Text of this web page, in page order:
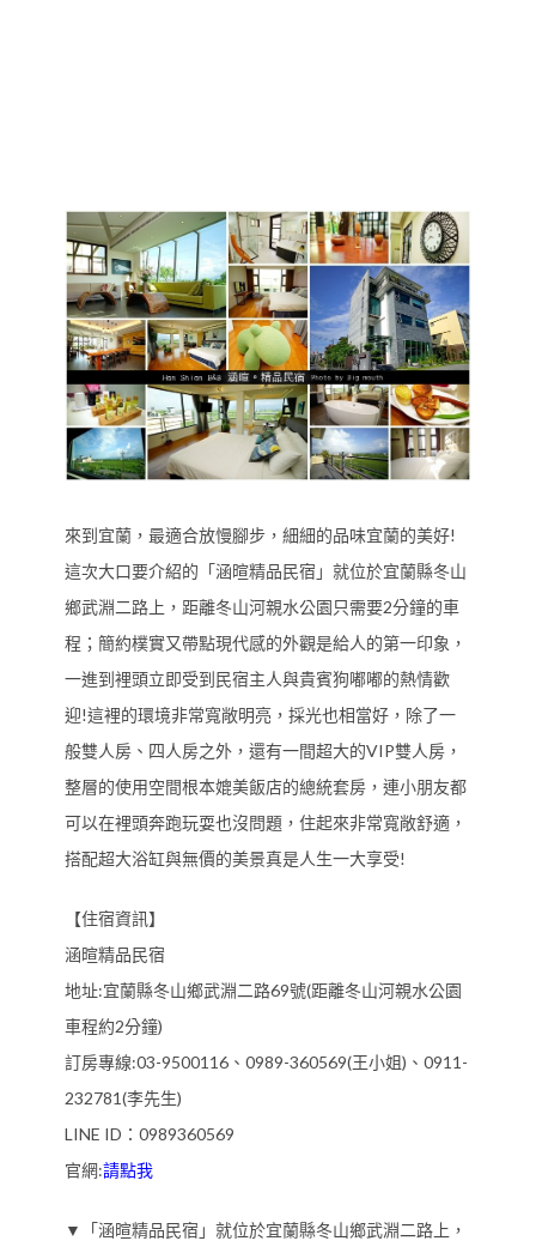
來到宜蘭，最適合放慢腳步，細細的品味宜蘭的美好!
這次大口要介紹的「涵暄精品民宿」就位於宜蘭縣冬山
鄉武淵二路上，距離冬山河親水公園只需要2分鐘的車
程；簡約樸實又帶點現代感的外觀是給人的第一印象，
一進到裡頭立即受到民宿主人與貴賓狗嘟嘟的熱情歡
迎!這裡的環境非常寬敞明亮，採光也相當好，除了一
般雙人房、四人房之外，還有一間超大的VIP雙人房，
整層的使用空間根本媲美飯店的總統套房，連小朋友都
可以在裡頭奔跑玩耍也沒問題，住起來非常寬敞舒適，
搭配超大浴缸與無價的美景真是人生一大享受!
【住宿資訊】
涵暄精品民宿
地址:宜蘭縣冬山鄉武淵二路69號(距離冬山河親水公園
車程約2分鐘)
訂房專線:03-9500116、0989-360569(王小姐)、0911-
232781(李先生)
LINE ID：0989360569
官網:請點我
▼「涵暄精品民宿」就位於宜蘭縣冬山鄉武淵二路上，